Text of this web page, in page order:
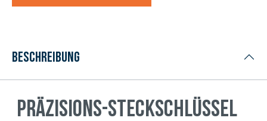
Beschreibung
Präzisions-Steckschlüssel